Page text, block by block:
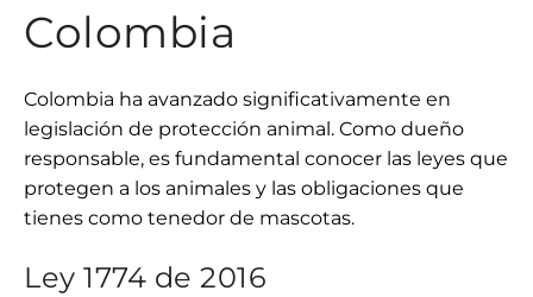
Colombia
Colombia ha avanzado significativamente en
legislación de protección animal. Como dueño
responsable, es fundamental conocer las leyes que
protegen a los animales y las obligaciones que
tienes como tenedor de mascotas.
Ley 1774 de 2016